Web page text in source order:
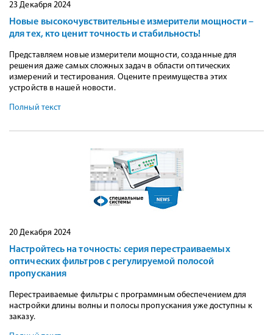
23 Декабря 2024
Новые высокочувствительные измерители мощности –
для тех, кто ценит точность и стабильность!
Представляем новые измерители мощности, созданные для
решения даже самых сложных задач в области оптических
измерений и тестирования. Оцените преимущества этих
устройств в нашей новости.
Полный текст
20 Декабря 2024
Настройтесь на точность: серия перестраиваемых
оптических фильтров с регулируемой полосой
пропускания
Перестраиваемые фильтры с программным обеспечением для
настройки длины волны и полосы пропускания уже доступны к
заказу.